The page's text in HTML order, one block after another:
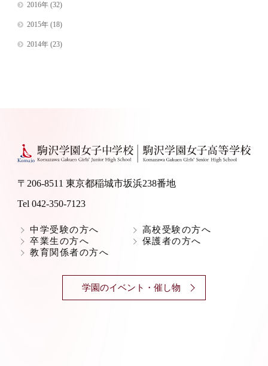
2016年(32)
2015年(18)
2014年(23)
〒206-8511 東京都稲城市坂浜238番地
Tel 042-350-7123
中学受験の方へ
高校受験の方へ
卒業生の方へ
保護者の方へ
教育関係者の方へ
学園のイベント・催し物